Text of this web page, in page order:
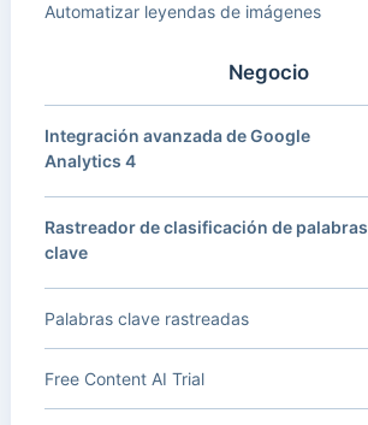
Automatizar leyendas de imágenes
Negocio
Integración avanzada de Google
Analytics 4
Rastreador de clasificación de palabras
clave
Palabras clave rastreadas
Free Content AI Trial